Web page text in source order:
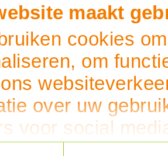
maakt
cookies
om
over uw
voor social